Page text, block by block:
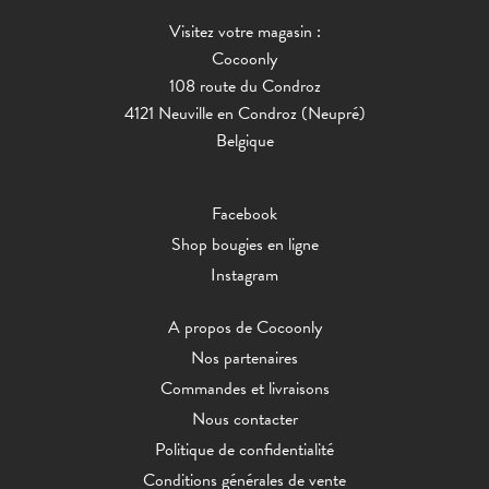
Visitez votre magasin :
Cocoonly
108 route du Condroz
4121 Neuville en Condroz (Neupré)
Belgique
Facebook
Shop bougies en ligne
Instagram
A propos de Cocoonly
Nos partenaires
Commandes et livraisons
Nous contacter
Politique de confidentialité
Conditions générales de vente